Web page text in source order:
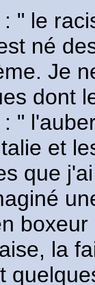
: " le
né
Je
dont
: "
et
que
la